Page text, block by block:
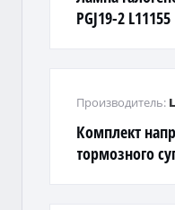
PGJ19-2 L11155
Комплект
тормозного
Производитель: